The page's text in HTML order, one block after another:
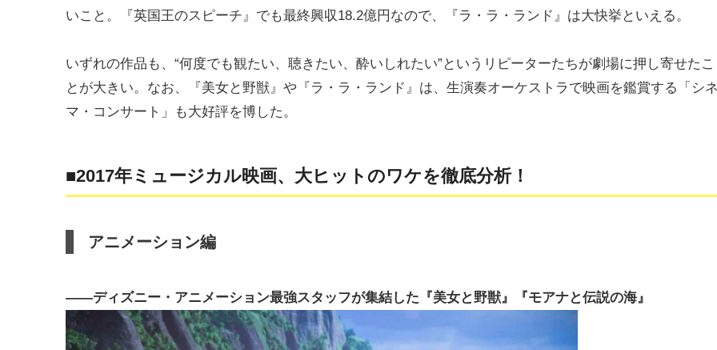
いこと。『英国王のスピーチ』でも最終興収18.2億円なので、『ラ・ラ・ランド』は大快挙といえる。
いずれの作品も、“何度でも観たい、聴きたい、酔いしれたい”というリピーターたちが劇場に押し寄せたこ
とが大きい。なお、『美女と野獣』や『ラ・ラ・ランド』は、生演奏オーケストラで映画を鑑賞する「シ
マ・コンサート」も大好評を博した。
■2017年ミュージカル映画、大ヒットのワケを徹底分析！
アニメーション編
――ディズニー・アニメーション最強スタッフが集結した『美女と野獣』『モアナと伝説の海』